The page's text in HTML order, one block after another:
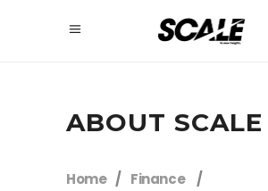
ABOUT SCALE
Home / Finance
/